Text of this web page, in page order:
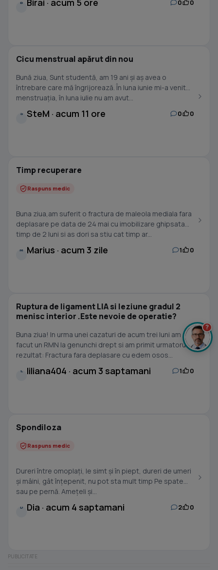
B Birai · acum 5 ore 0 0
Cicu menstrual apărut din nou
Bună ziua, Sunt studentă, am 19 ani și aș avea o
întrebare care mă îngrijorează. În luna iunie mi-a venit
menstruația, în luna iulie nu am avut...
S SteM · acum 11 ore 0 0
Timp recuperare
Raspuns medic
Buna ziua,am suferit o fractura de maleola mediala fara
deplasare pe data de 24 mai cu imobilizare ghipsata
timp de 2 luni si as dori sa stiu cat timp ar...
M Marius · acum 3 zile 1 0
Ruptura de ligament LIA si leziune gradul 2
menisc interior .Este nevoie de operatie?
Buna ziua! In urma unei cazaturi de acum trei luni am
facut un RMN la genunchi drept si am primit urmatorul
rezultat: Fractura fara deplasare cu edem osos...
L liliana404 · acum 3 saptamani 1 0
Spondiloza
Raspuns medic
Dureri între omoplați, le simt și în piept, dureri de umeri
și mâini, gât înțepenit, nu pot sta mult timp Pe spate
sau pe pernă. Amețeli și...
D Dia · acum 4 saptamani 2 0
?